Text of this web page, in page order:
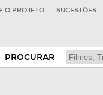
O PROJETO SUGESTÕES
PROCURAR